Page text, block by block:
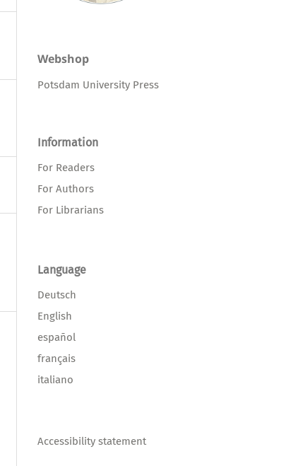
Webshop
Potsdam University Press
Information
For Readers
For Authors
For Librarians
Language
Deutsch
English
español
français
italiano
Accessibility statement